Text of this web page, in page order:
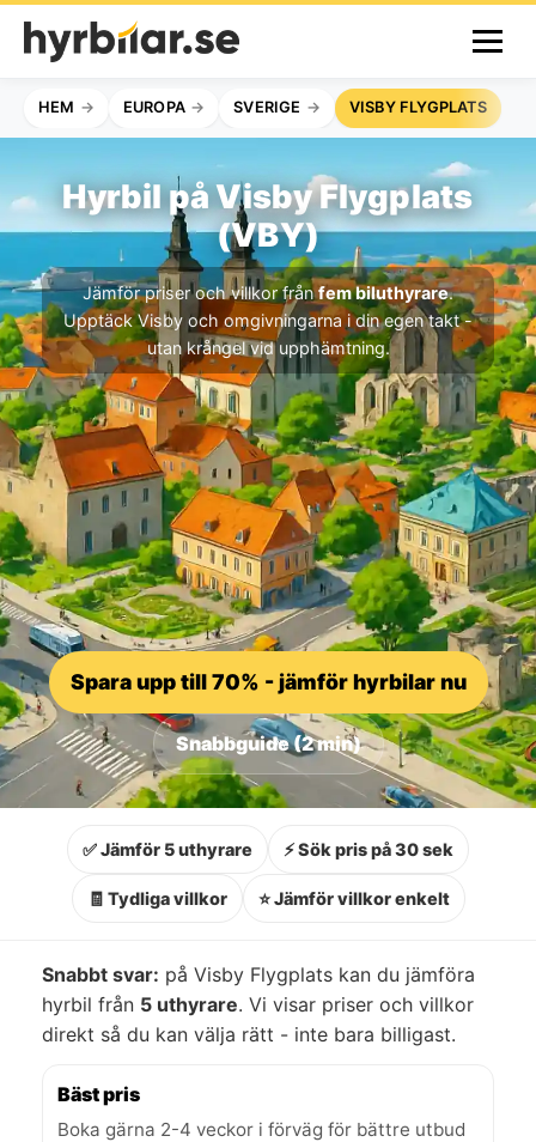
HEM EUROPA SVERIGE VISBY FLYGPLATS
Hyrbil på Visby Flygplats
(VBY)
Jämför priser och villkor frånfem biluthyrare.
Upptäck Visby och omgivningarna i din egen takt -
utan krångel vid upphämtning.
Spara upp till 70% - jämför hyrbilar nu
Snabbguide (2 min)
✅ Jämför 5 uthyrare ⚡ Sök pris på 30 sek
🧾 Tydliga villkor ⭐ Jämför villkor enkelt
Snabbt svar: på Visby Flygplats kan du jämföra
hyrbil från 5 uthyrare. Vi visar priser och villkor
direkt så du kan välja rätt - inte bara billigast.
Bäst pris
Boka gärna 2-4 veckor i förväg för bättre utbud